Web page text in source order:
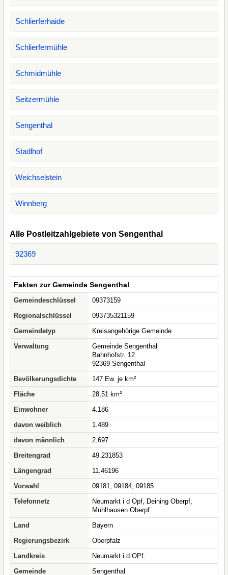
Schlierferhaide
Schlierfermühle
Schmidmühle
Seitzermühle
Sengenthal
Stadlhof
Weichselstein
Winnberg
Alle Postleitzahlgebiete von Sengenthal
92369
Fakten zur Gemeinde Sengenthal
Gemeindeschlüssel
09373159
Regionalschlüssel
093735321159
Gemeindetyp
Kreisangehörige Gemeinde
Verwaltung
Gemeinde Sengenthal
Bahnhofstr. 12
92369 Sengenthal
Bevölkerungsdichte
147 Ew. je km²
Fläche
28,51 km²
Einwohner
4.186
davon weiblich
1.489
davon männlich
2.697
Breitengrad
49.231853
Längengrad
11.46196
Vorwahl
09181, 09184, 09185
Telefonnetz
Neumarkt i d Opf, Deining Oberpf,
Mühlhausen Oberpf
Land
Bayern
Regierungsbezirk
Oberpfalz
Landkreis
Neumarkt i.d.OPf.
Gemeinde
Sengenthal